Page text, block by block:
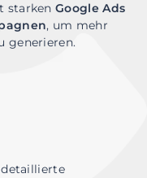
starkenGoogle Ads
, um mehr
generieren.